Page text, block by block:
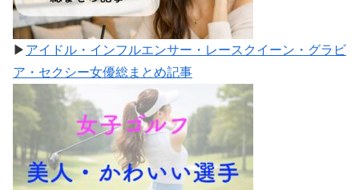
▶ アイドル・インフルエンサー・レースクイーン・グラビ
ア・セクシー女優総まとめ記事